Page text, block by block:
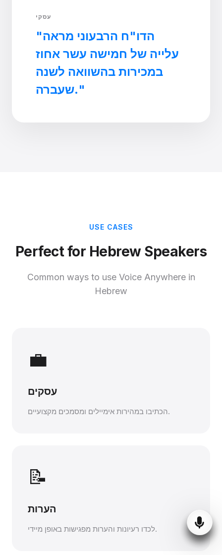
עסקי
"הדו"ח הרבעוני מראה
עלייה של חמישה עשר אחוז
במכירות בהשוואה לשנה
שעברה."
USE CASES
Perfect for Hebrew Speakers
Common ways to use Voice Anywhere in
Hebrew
💼
עסקים
הכתיבו במהירות אימיילים ומסמכים מקצועיים.
📝
הערות
לכדו רעיונות והערות מפגישות באופן מיידי.